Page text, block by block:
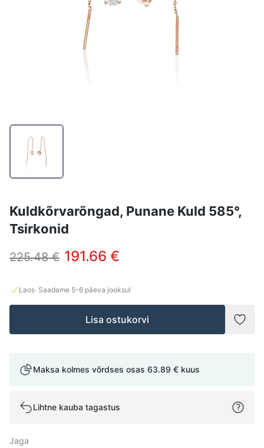
Kuldkõrvarõngad, Punane Kuld 585°,
Tsirkonid
225.48 € 191.66 €
Laos· Saadame 5-6 päeva jooksul
Lisa ostukorvi
Maksa kolmes võrdses osas 63.89 € kuus
Lihtne kauba tagastus
Jaga